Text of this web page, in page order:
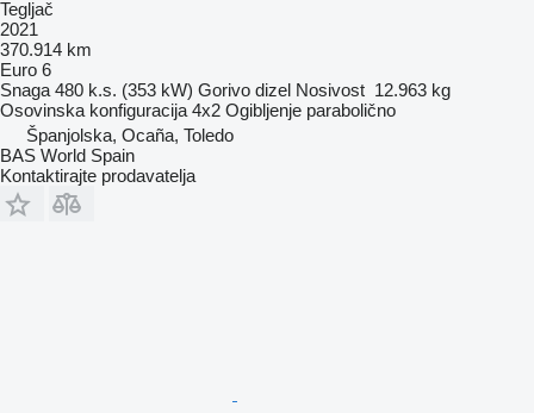
Tegljač
2021
370.914 km
Euro 6
Snaga 480 k.s. (353 kW) Gorivo dizel Nosivost 12.963 kg
Osovinska konfiguracija 4x2 Ogibljenje parabolično
Španjolska, Ocaña, Toledo
BAS World Spain
Kontaktirajte prodavatelja